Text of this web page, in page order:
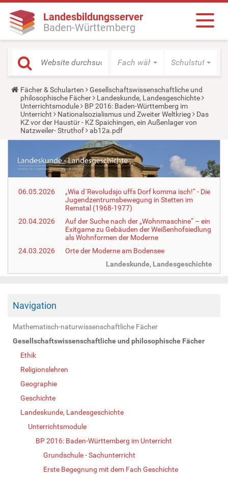
Landesbildungsserver
Baden-Württemberg
Fach wählen Schulstufe
Y
o
u
a
r
e
h
e
:
Fächer & Schularten
Gesellschaftswissenschaftliche und
philosophische Fächer
Landeskunde, Landesgeschichte
Unterrichtsmodule
BP 2016: Baden-Württemberg im
Unterricht
Nationalsozialismus und Zweiter Weltkrieg
Das
KZ vor der Haustür - KZ Spaichingen, ein Außenlager von
Natzweiler- Struthof
ab12a.pdf
06.05.2026
„Wia d´Revoludsjo uffs Dorf komma isch!“ - Die
Jugendzentrumsbewegung in Stetten im
Remstal (1968-1977)
20.04.2026
Auf der Suche nach der „Wohnmaschine“ – ein
Exitgame zu Gebäuden der Weißenhofsiedlung
als Wohnformen der Moderne
24.03.2026
Orte der Moderne am Bodensee
Landeskunde, Landesgeschichte
Navigation
Mathematisch-naturwissenschaftliche Fächer
Gesellschaftswissenschaftliche und philosophische Fächer
Ethik
Religionslehren
Geographie
Geschichte
Landeskunde, Landesgeschichte
Unterrichtsmodule
BP 2016: Baden-Württemberg im Unterricht
Grundschule - Sachunterricht
Erste Begegnung mit dem Fach Geschichte